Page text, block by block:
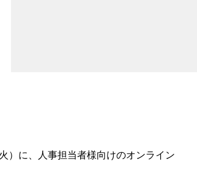
）に、人事担当者様向けのオンライン